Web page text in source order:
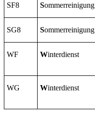
SF8 Sommerreinigung
SG8 Sommerreinigung
WF Winterdienst
WG Winterdienst